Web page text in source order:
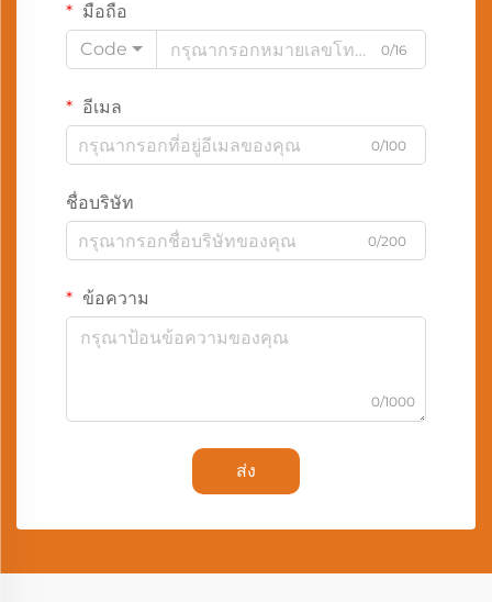
มือถือ
Code
0/16
อีเมล
0/100
ชื่อบริษัท
0/200
ข้อความ
0/1000
ส่ง